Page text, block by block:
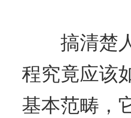
搞清楚人
程究竟应该
基本范畴，